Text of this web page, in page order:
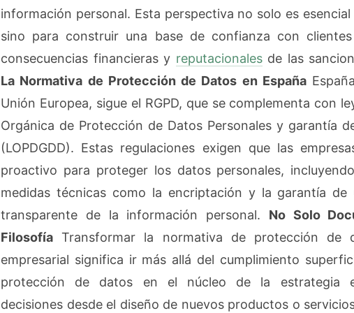
información personal. Esta perspectiva no solo es
sino para construir una base de confianza con
consecuencias financieras y reputacionalesde las
La Normativa de Protección de Datos en España
Unión Europea, sigue el RGPD, que se complementa con
Orgánica de Protección de Datos Personales y garantía
(LOPDGDD). Estas regulaciones exigen que las
proactivo para proteger los datos personales,
medidas técnicas como la encriptación y la garantía
transparente de la información personal. No Solo
Filosofía Transformar la normativa de protección de
empresarial significa ir más allá del cumplimiento
protección de datos en el núcleo de la estrategia
decisiones desde el diseño de nuevos productos o